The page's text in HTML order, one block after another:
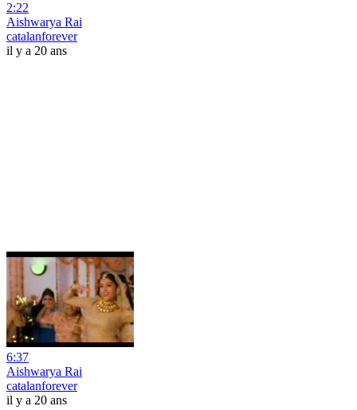
2:22
Aishwarya Rai
catalanforever
il y a 20 ans
6:37
Aishwarya Rai
catalanforever
il y a 20 ans